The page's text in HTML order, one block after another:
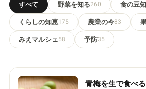
すべて 野菜を知る260 食の豆
くらしの知恵175 農業の今83
みえマルシェ58 予防35
青梅を生で食べ